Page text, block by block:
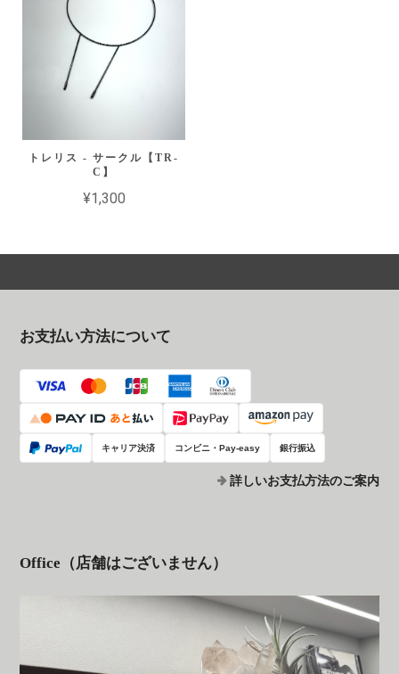
トレリス - サークル【TR-
C】
¥1,300
お支払い方法について
キャリア決済 コンビニ・Pay-easy 銀行振込
詳しいお支払方法のご案内
Office（店舗はございません）